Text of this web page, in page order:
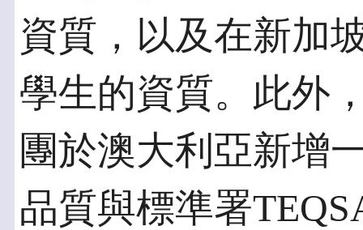
資質，以及在新加
學生的資質。此外
團於澳大利亞新增
品質與標準署